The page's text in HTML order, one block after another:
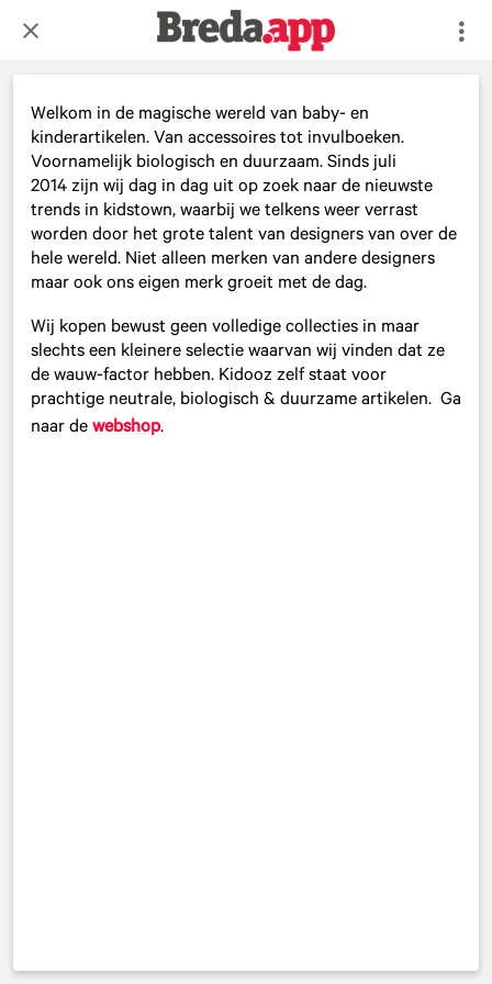
Welkom in de magische wereld van baby- en
kinderartikelen. Van accessoires tot invulboeken.
Voornamelijk biologisch en duurzaam. Sinds juli
2014 zijn wij dag in dag uit op zoek naar de nieuwste
trends in kidstown, waarbij we telkens weer verrast
worden door het grote talent van designers van over de
hele wereld. Niet alleen merken van andere designers
maar ook ons eigen merk groeit met de dag.
Wij kopen bewust geen volledige collecties in maar
slechts een kleinere selectie waarvan wij vinden dat ze
de wauw-factor hebben. Kidooz zelf staat voor
prachtige neutrale, biologisch & duurzame artikelen. Ga
naar de webshop.